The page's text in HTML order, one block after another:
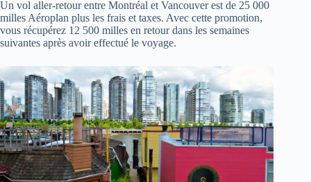
Un vol aller-retour entre Montréal et Vancouver est de 25 000
milles Aéroplan plus les frais et taxes. Avec cette promotion,
vous récupérez 12 500 milles en retour dans les semaines
suivantes après avoir effectué le voyage.